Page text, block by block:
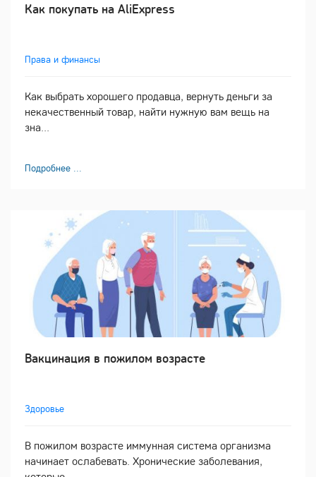
Как покупать на AliExpress
Права и финансы
Как выбрать хорошего продавца, вернуть деньги за
некачественный товар, найти нужную вам вещь на
зна...
Подробнее ...
Вакцинация в пожилом возрасте
Здоровье
В пожилом возрасте иммунная система организма
начинает ослабевать. Хронические заболевания,